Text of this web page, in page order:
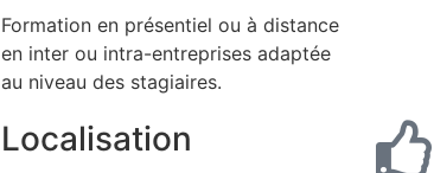
Formation en présentiel ou à distance
en inter ou intra-entreprises adaptée
au niveau des stagiaires.
Localisation